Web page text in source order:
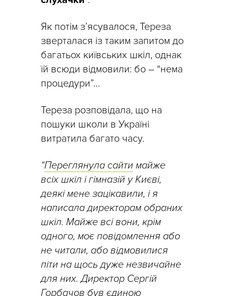
Як потім з’ясувалося, Тереза
зверталася із таким запитом до
багатьох київських шкіл, однак
їй всюди відмовили: бо – “нема
процедури”…
Тереза розповідала, що на
пошуки школи в Україні
витратила багато часу.
“Переглянула сайти майже
всіх шкіл і гімназій у Києві,
деякі мене зацікавили, і я
написала директорам обраних
шкіл. Майже всі вони, крім
одного, моє повідомлення або
не читали, або відмовилися
піти на щось дуже незвичайне
для них. Директор Сергій
Горбачов був єдиною